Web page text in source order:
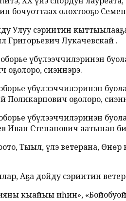
бочуоттаах олохтооҕо
Улуу сэриитин
Григорьевич Лукачевскай .
үбүлээччилэринэн
сиэннэрэ.
үбүлээччилэринэн
Поликарпович оҕолоро,
үбүлээччилэринэн
Иван Степанович аатынан
Тыыл, үлэ ветерана,
Аҕа дойду сэриитин
кыайыы иһин»,